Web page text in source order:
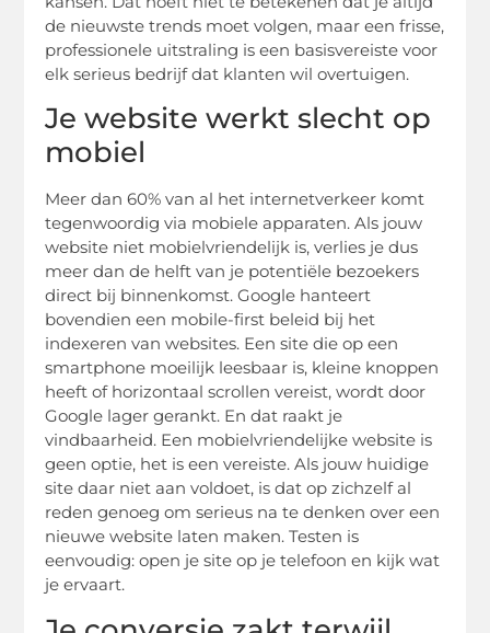
de nieuwste trends moet volgen, maar een frisse,
professionele uitstraling is een basisvereiste voor
elk serieus bedrijf dat klanten wil overtuigen.
Je website werkt slecht op
mobiel
Meer dan 60% van al het internetverkeer komt
tegenwoordig via mobiele apparaten. Als jouw
website niet mobielvriendelijk is, verlies je dus
meer dan de helft van je potentiële bezoekers
direct bij binnenkomst. Google hanteert
bovendien een mobile-first beleid bij het
indexeren van websites. Een site die op een
smartphone moeilijk leesbaar is, kleine knoppen
heeft of horizontaal scrollen vereist, wordt door
Google lager gerankt. En dat raakt je
vindbaarheid. Een mobielvriendelijke website is
geen optie, het is een vereiste. Als jouw huidige
site daar niet aan voldoet, is dat op zichzelf al
reden genoeg om serieus na te denken over een
nieuwe website laten maken. Testen is
eenvoudig: open je site op je telefoon en kijk wat
je ervaart.